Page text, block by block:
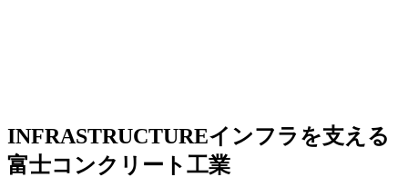
INFRASTRUCTUREインフラを支える
富士コンクリート工業